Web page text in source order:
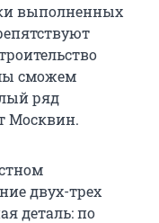
выполненных
сможем
ряд
Москвин.
двух-трех
деталь: по